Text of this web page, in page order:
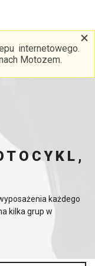
internetowego.
Motozem.
każdego
kilka grup w